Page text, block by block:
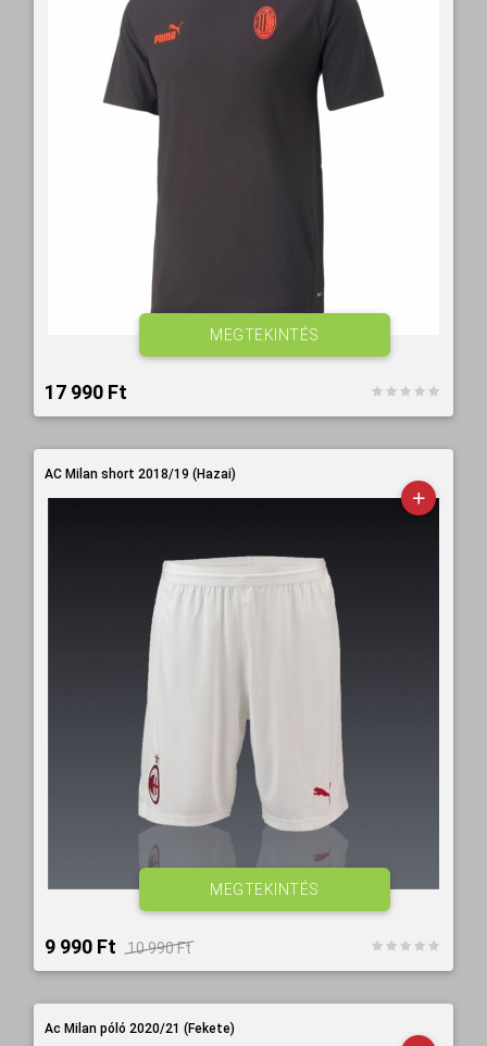
17 990 Ft‎
MEGTEKINTÉS
AC Milan short 2018/19 (Hazai)
9 990 Ft‎ 10 990 Ft‎
MEGTEKINTÉS
Ac Milan póló 2020/21 (Fekete)